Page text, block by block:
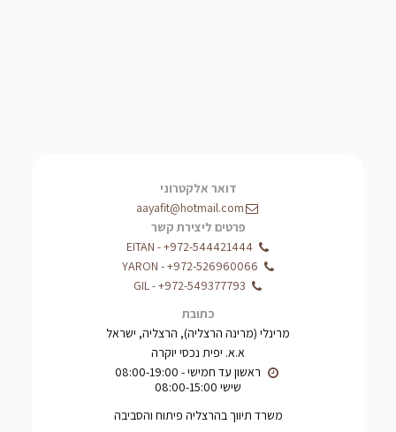
דואר אלקטרוני
aayafit@hotmail.com
פרטים ליצירת קשר
+972-544421444
-
EITAN
+972-526960066
-
YARON
+972-549377793
-
GIL
כתובת
מרינלי (מרינה הרצליה), הרצליה, ישראל
א.א. יפית נכסי יוקרה
שישי 08:00-15:00
משרד תיווך בהרצליה פיתוח והסביבה